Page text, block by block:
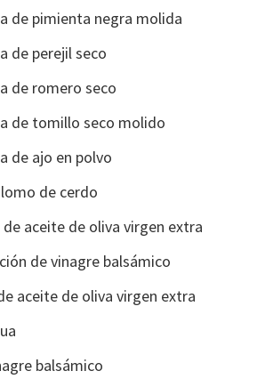
de pimienta negra molida
de perejil seco
de romero seco
de tomillo seco molido
de ajo en polvo
de cerdo
de aceite de oliva virgen extra
de vinagre balsámico
aceite de oliva virgen extra
balsámico